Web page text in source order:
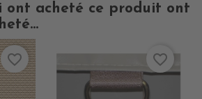
ont acheté ce produit ont
favorite_border favorite_border